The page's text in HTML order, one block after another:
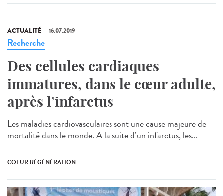
ACTUALITÉ 16.07.2019
Recherche
Des cellules cardiaques
immatures, dans le cœur adulte,
après l’infarctus
Les maladies cardiovasculaires sont une cause majeure de
mortalité dans le monde. A la suite d’un infarctus, les...
COEUR RÉGÉNÉRATION